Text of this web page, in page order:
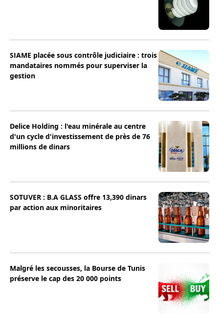
SIAME placée sous contrôle judiciaire : trois
mandataires nommés pour superviser la
gestion
Delice Holding : l'eau minérale au centre
d'un cycle d'investissement de près de 76
millions de dinars
SOTUVER : B.A GLASS offre 13,390 dinars
par action aux minoritaires
Malgré les secousses, la Bourse de Tunis
préserve le cap des 20 000 points